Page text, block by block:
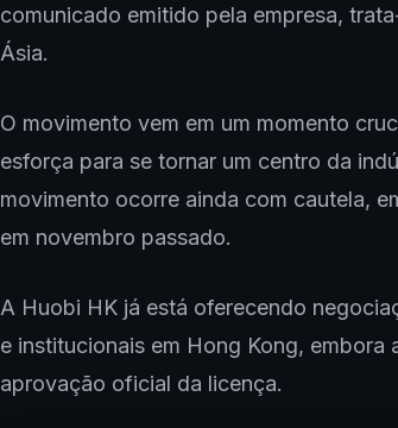
comunicado emitido pela empresa,
Ásia.
O movimento vem em um momento
esforça para se tornar um centro da
movimento ocorre ainda com cautela,
em novembro passado.
A Huobi HK já está oferecendo
e institucionais em Hong Kong, embora
aprovação oficial da licença​.